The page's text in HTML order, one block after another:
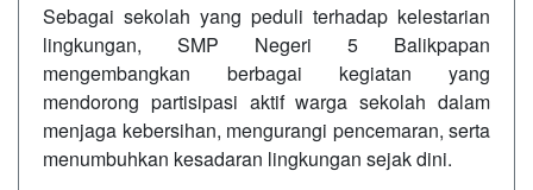
Sebagai sekolah yang peduli terhadap kelestarian
lingkungan, SMP Negeri 5 Balikpapan
mengembangkan berbagai kegiatan yang
mendorong partisipasi aktif warga sekolah dalam
menjaga kebersihan, mengurangi pencemaran, serta
menumbuhkan kesadaran lingkungan sejak dini.